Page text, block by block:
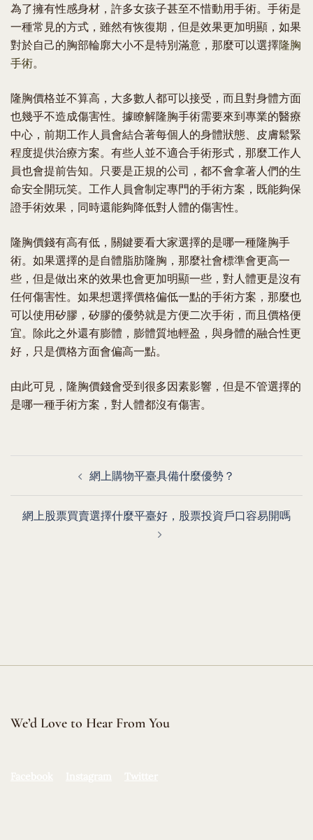
為了擁有性感身材，許多女孩子甚至不惜動用手術。手術是
一種常見的方式，雖然有恢復期，但是效果更加明顯，如果
對於自己的胸部輪廓大小不是特別滿意，那麼可以選擇隆胸
手術。
隆胸價格並不算高，大多數人都可以接受，而且對身體方面
也幾乎不造成傷害性。據瞭解隆胸手術需要來到專業的醫療
中心，前期工作人員會結合著每個人的身體狀態、皮膚鬆緊
程度提供治療方案。有些人並不適合手術形式，那麼工作人
員也會提前告知。只要是正規的公司，都不會拿著人們的生
命安全開玩笑。工作人員會制定專門的手術方案，既能夠保
證手術效果，同時還能夠降低對人體的傷害性。
隆胸價錢有高有低，關鍵要看大家選擇的是哪一種隆胸手
術。如果選擇的是自體脂肪隆胸，那麼社會標準會更高一
些，但是做出來的效果也會更加明顯一些，對人體更是沒有
任何傷害性。如果想選擇價格偏低一點的手術方案，那麼也
可以使用矽膠，矽膠的優勢就是方便二次手術，而且價格便
宜。除此之外還有膨體，膨體質地輕盈，與身體的融合性更
好，只是價格方面會偏高一點。
由此可見，隆胸價錢會受到很多因素影響，但是不管選擇的
是哪一種手術方案，對人體都沒有傷害。
navigation
網上購物平臺具備什麼優勢？
網上股票買賣選擇什麼平臺好，股票投資戶口容易開嗎
We’d Love to Hear From You